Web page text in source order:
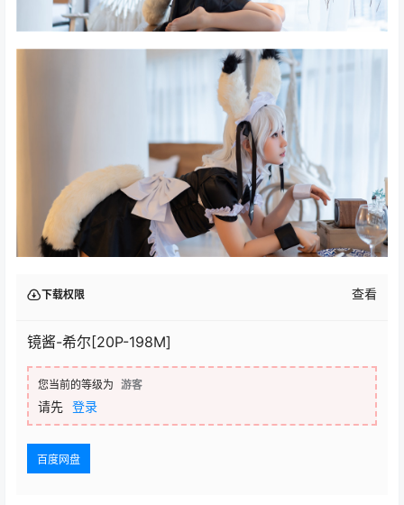
下载权限 查看
镜酱-希尔[20P-198M]
您当前的等级为 游客
请先 登录
百度网盘